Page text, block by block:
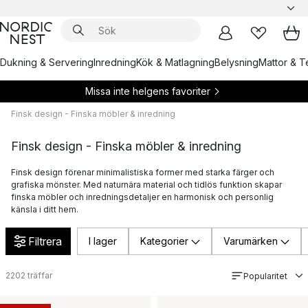
Dukning & ServeringInredningKök & MatlagningBelysningMattor &
Missa inte helgens favoriter
Finsk design - Finska möbler & inredning
Finsk design - Finska möbler & inredning
Finsk design förenar minimalistiska former med starka färger och
grafiska mönster. Med naturnära material och tidlös funktion skapar
finska möbler och inredningsdetaljer en harmonisk och personlig
känsla i ditt hem.
Filtrera I lager Kategorier Varumärken
2202 träffar Popularitet